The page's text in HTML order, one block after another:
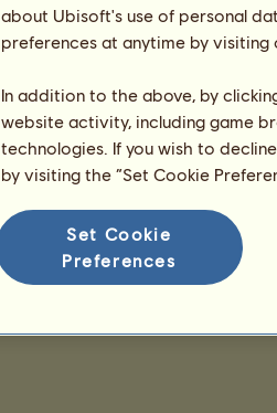
about Ubisoft's use of personal
preferences at anytime by
In addition to the above, by
website activity, including game
technologies. If you wish to
by visiting the “Set Cookie
Set Cookie
Preferences